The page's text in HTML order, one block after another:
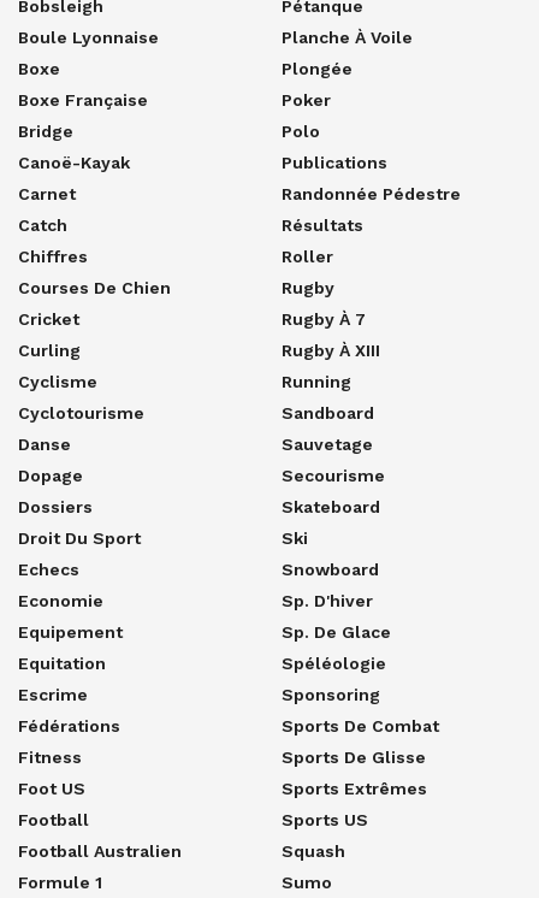
Bobsleigh
Boule Lyonnaise
Boxe
Boxe Française
Bridge
Canoë-Kayak
Carnet
Catch
Chiffres
Courses De Chien
Cricket
Curling
Cyclisme
Cyclotourisme
Danse
Dopage
Dossiers
Droit Du Sport
Echecs
Economie
Equipement
Equitation
Escrime
Fédérations
Fitness
Foot US
Football
Football Australien
Formule 1
Pétanque
Planche À Voile
Plongée
Poker
Polo
Publications
Randonnée Pédestre
Résultats
Roller
Rugby
Rugby À 7
Rugby À XIII
Running
Sandboard
Sauvetage
Secourisme
Skateboard
Ski
Snowboard
Sp. D'hiver
Sp. De Glace
Spéléologie
Sponsoring
Sports De Combat
Sports De Glisse
Sports Extrêmes
Sports US
Squash
Sumo